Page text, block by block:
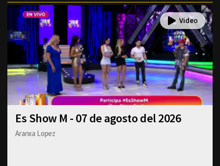
Es Show M - 07 de agosto del 2026
Aranxa Lopez